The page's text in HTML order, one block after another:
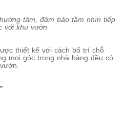
tâm, đảm bảo tầm nhìn tiếp
với khu vườn
thiết kế với cách bố trí chỗ
mọi góc trong nhà hàng đều có